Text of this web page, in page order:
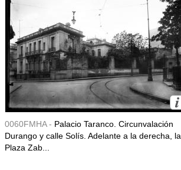
0060FMHA - Palacio Taranco. Circunvalación
Durango y calle Solís. Adelante a la derecha, la
Plaza Zab...